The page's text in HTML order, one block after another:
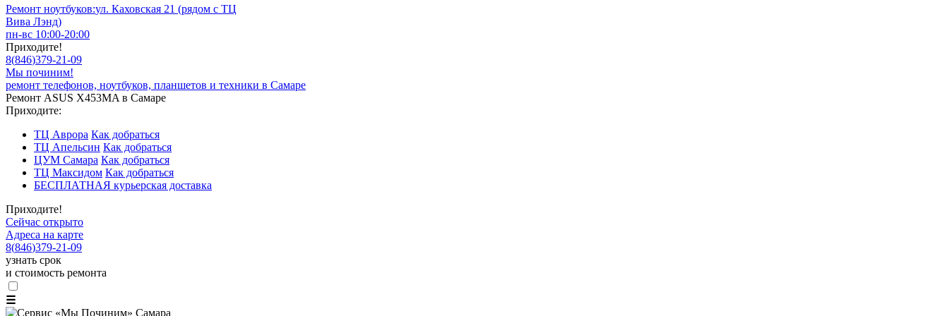
Ремонт ноутбуков:ул. Каховская 21 (рядом с ТЦ
Вива Лэнд)
пн-вс 10:00-20:00
Приходите!
8(846)379-21-09
Мы починим!
ремонт телефонов, ноутбуков, планшетов и техники в Самаре
Ремонт ASUS X453MA в Самаре
Приходите:
ТЦ Аврора Как добраться
ТЦ Апельсин Как добраться
ЦУМ Самара Как добраться
ТЦ Максидом Как добраться
БЕСПЛАТНАЯ курьерская доставка
Приходите!
Сейчас открыто
Адреса на карте
8(846)379-21-09
узнать срок
и стоимость ремонта
☰